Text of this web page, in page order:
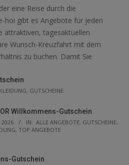
eine Reise durch die
hoi gibt es Angebote für jeden
attraktiven, tagesaktuellen
Wunsch-Kreuzfahrt mit dem
zu buchen. Damit Sie
, GUTSCHEINE
Willkommens-Gutschein
2026 IN: ALLE ANGEBOTE, GUTSCHEINE,
, TOP ANGEBOTE
Gutschein